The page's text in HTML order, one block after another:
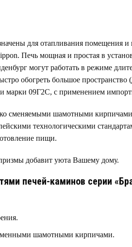
для отапливания помещения
Печь мощная и простая в
могут работать в режиме
обогреть большое
марки 09Г2С, с применением
сменяемыми шамотными
технологическими
пищи.
добавит уюта Вашему дому.
печей-каминов серии
шамотными кирпичами.